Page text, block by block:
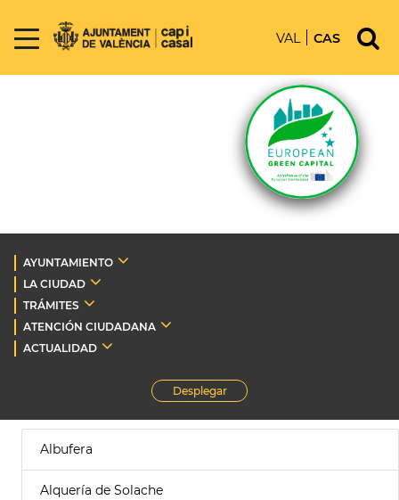
VAL CAS
AYUNTAMIENTO
LA CIUDAD
TRÁMITES
ATENCIÓN CIUDADANA
ACTUALIDAD
Desplegar
Albufera
Alquería de Solache